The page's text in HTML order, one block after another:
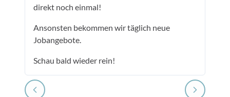
direkt noch einmal!
Ansonsten bekommen wir täglich neue
Jobangebote.
Schau bald wieder rein!